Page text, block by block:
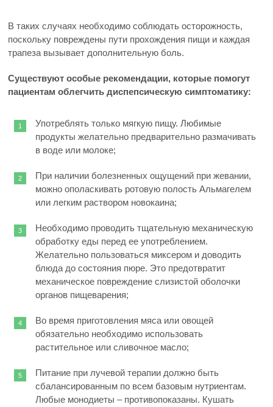
В таких случаях необходимо соблюдать осторожность,
поскольку повреждены пути прохождения пищи и каждая
трапеза вызывает дополнительную боль.
Существуют особые рекомендации, которые помогут
пациентам облегчить диспепсическую симптоматику:
Употреблять только мягкую пищу. Любимые
продукты желательно предварительно размачивать
в воде или молоке;
При наличии болезненных ощущений при жевании,
можно ополаскивать ротовую полость Альмагелем
или легким раствором новокаина;
Необходимо проводить тщательную механическую
обработку еды перед ее употреблением.
Желательно пользоваться миксером и доводить
блюда до состояния пюре. Это предотвратит
механическое повреждение слизистой оболочки
органов пищеварения;
Во время приготовления мяса или овощей
обязательно необходимо использовать
растительное или сливочное масло;
Питание при лучевой терапии должно быть
сбалансированным по всем базовым нутриентам.
Любые монодиеты – противопоказаны. Кушать